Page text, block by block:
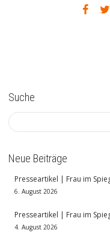
Suche
Neue Beiträge
Presseartikel | Frau im
6. August 2026
Presseartikel | Frau im
4. August 2026